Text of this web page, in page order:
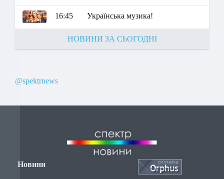
16:45 Українська музика!
НОВИНИ ЗА СЬОГОДНІ
@spektrnews
Новини